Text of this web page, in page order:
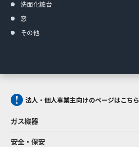
洗面化粧台
窓
その他
法人・個人事業主向けのページはこちら
ガス機器
安全・保安